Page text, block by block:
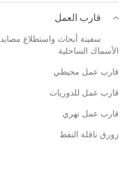
قارب العمل
سفينة أبحاث واستطلاع مصايد
الأسماك الساحلية
قارب عمل محيطي
قارب عمل للدوريات
قارب عمل نهري
زورق ناقلة النفط